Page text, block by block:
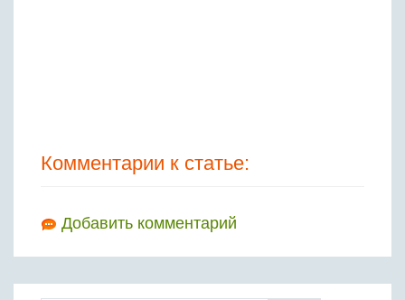
Комментарии к статье:
Добавить комментарий